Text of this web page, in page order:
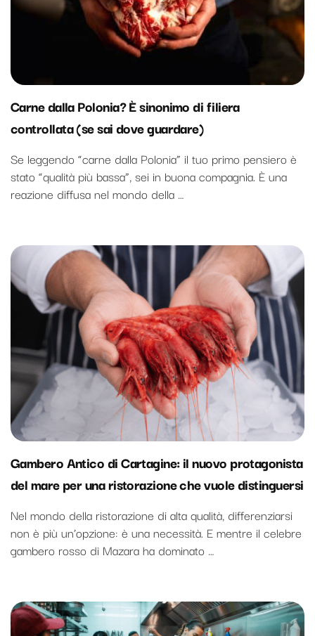
Carne dalla Polonia? È sinonimo di filiera
controllata (se sai dove guardare)
Se leggendo “carne dalla Polonia” il tuo primo pensiero è
stato “qualità più bassa”, sei in buona compagnia. È una
reazione diffusa nel mondo della …
Gambero Antico di Cartagine: il nuovo protagonista
del mare per una ristorazione che vuole distinguersi
Nel mondo della ristorazione di alta qualità, differenziarsi
non è più un’opzione: è una necessità. E mentre il celebre
gambero rosso di Mazara ha dominato …